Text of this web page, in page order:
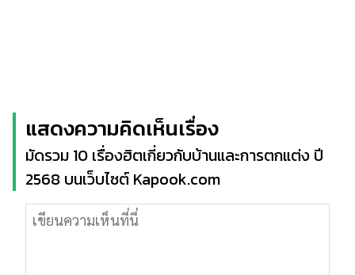
แสดงความคิดเห็นเรื่อง
มัดรวม 10 เรื่องฮิตเกี่ยวกับบ้านและการตกแต่ง ปี
2568 บนเว็บไซต์ Kapook.com